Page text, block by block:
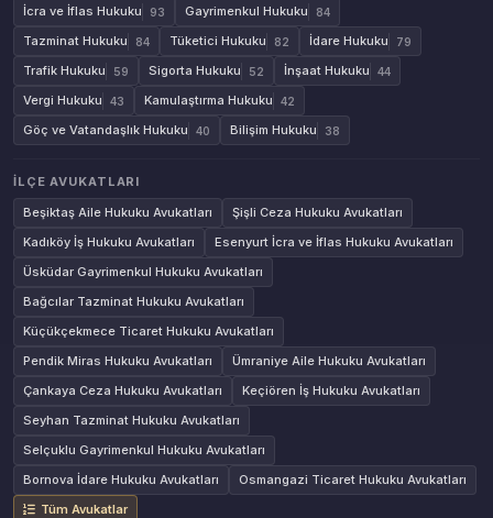
İcra ve İflas Hukuku 93 Gayrimenkul Hukuku 84
Tazminat Hukuku 84 Tüketici Hukuku 82 İdare Hukuku 79
Trafik Hukuku 59 Sigorta Hukuku 52 İnşaat Hukuku 44
Vergi Hukuku 43 Kamulaştırma Hukuku 42
Göç ve Vatandaşlık Hukuku 40 Bilişim Hukuku 38
İLÇE AVUKATLARI
Beşiktaş Aile Hukuku Avukatları
Şişli Ceza Hukuku Avukatları
Kadıköy İş Hukuku Avukatları
Esenyurt İcra ve İflas Hukuku Avukatları
Üsküdar Gayrimenkul Hukuku Avukatları
Bağcılar Tazminat Hukuku Avukatları
Küçükçekmece Ticaret Hukuku Avukatları
Pendik Miras Hukuku Avukatları
Ümraniye Aile Hukuku Avukatları
Çankaya Ceza Hukuku Avukatları
Keçiören İş Hukuku Avukatları
Seyhan Tazminat Hukuku Avukatları
Selçuklu Gayrimenkul Hukuku Avukatları
Bornova İdare Hukuku Avukatları
Osmangazi Ticaret Hukuku Avukatları
Tüm Avukatlar